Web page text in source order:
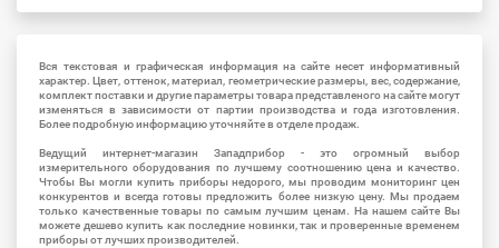
Вся текстовая и графическая информация на сайте несет информативный
характер. Цвет, оттенок, материал, геометрические размеры, вес, содержание,
комплект поставки и другие параметры товара представленого на сайте могут
изменяться в зависимости от партии производства и года изготовления.
Более подробную информацию уточняйте в отделе продаж.
Ведущий интернет-магазин Западприбор - это огромный выбор
измерительного оборудования по лучшему соотношению цена и качество.
Чтобы Вы могли купить приборы недорого, мы проводим мониторинг цен
конкурентов и всегда готовы предложить более низкую цену. Мы продаем
только качественные товары по самым лучшим ценам. На нашем сайте Вы
можете дешево купить как последние новинки, так и проверенные временем
приборы от лучших производителей.